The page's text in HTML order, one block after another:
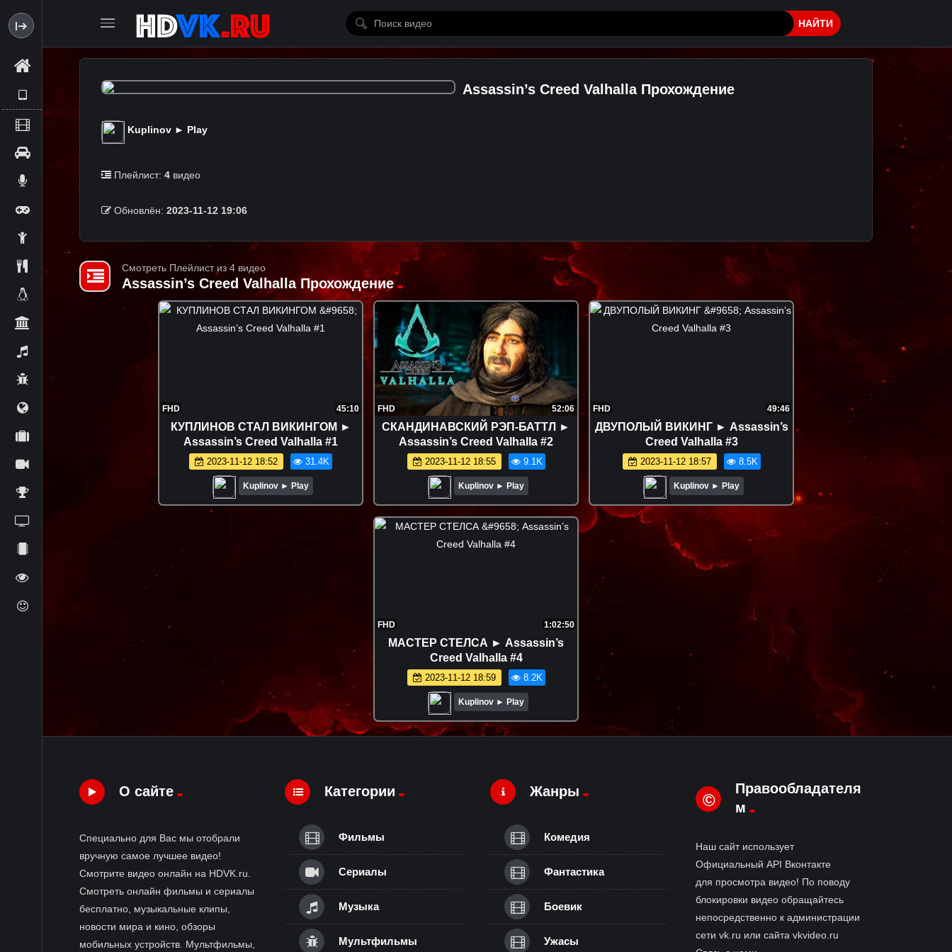
НАЙТИ
Assassin’s Creed Valhalla Прохождение
Kuplinov ► Play
Плейлист: 4 видео
Обновлён: 2023-11-12 19:06
Смотреть Плейлист из 4 видео
Assassin’s Creed Valhalla Прохождение
FHD 45:10
КУПЛИНОВ СТАЛ ВИКИНГОМ ►
Assassin’s Creed Valhalla #1
2023-11-12 18:52 31.4K
Kuplinov ► Play
FHD 52:06
СКАНДИНАВСКИЙ РЭП-БАТТЛ ►
Assassin’s Creed Valhalla #2
2023-11-12 18:55 9.1K
Kuplinov ► Play
FHD 49:46
ДВУПОЛЫЙ ВИКИНГ ► Assassin’s
Creed Valhalla #3
2023-11-12 18:57 8.5K
Kuplinov ► Play
FHD 1:02:50
МАСТЕР СТЕЛСА ► Assassin’s
Creed Valhalla #4
2023-11-12 18:59 8.2K
Kuplinov ► Play
О сайте
Специально для Вас мы отобрали
вручную самое лучшее видео!
Смотрите видео онлайн на HDVK.ru.
Смотреть онлайн фильмы и сериалы
бесплатно, музыкальные клипы,
новости мира и кино, обзоры
мобильных устройств. Мультфильмы,
Категории
Фильмы
Сериалы
Музыка
Мультфильмы
Жанры
Комедия
Фантастика
Боевик
Ужасы
©
Правообладателя
м
Наш сайт использует
Официальный API Вконтакте
для просмотра видео! По поводу
блокировки видео обращайтесь
непосредственно к администрации
сети vk.ru или сайта vkvideo.ru